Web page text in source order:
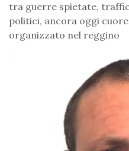
tra guerre spietate,
politici, ancora oggi
organizzato nel reggino